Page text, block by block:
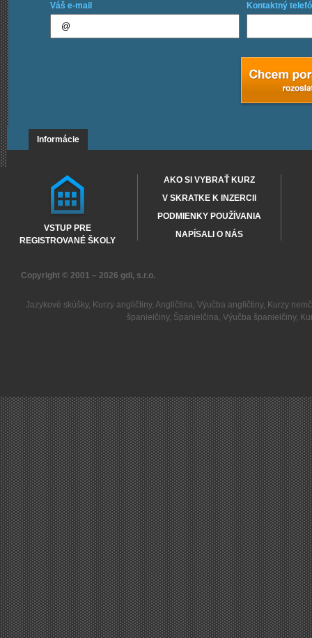
Váš e-mail Kontaktný
Informácie
VSTUP PRE
REGISTROVANÉ ŠKOLY
AKO SI VYBRAŤ KURZ
V SKRATKE K INZERCII
PODMIENKY POUŽÍVANIA
NAPÍSALI O NÁS
Copyright © 2001 – 2026 gdi, s.r.o.
Jazykové skúšky, Kurzy angličtiny, Angličtina, Výučba angličtiny, Kurzy
španielčiny, Španielčina, Výučba španielčiny,